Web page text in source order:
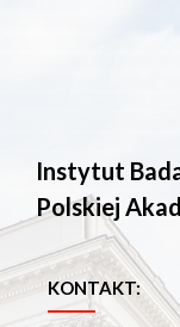
Instytut
Polskiej
KONTAKT: